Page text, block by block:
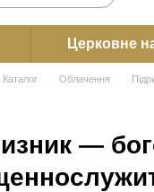
Церковне
Каталог Облачення
—